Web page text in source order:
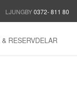
LJUNGBY0372- 811 80
RESERVDELAR